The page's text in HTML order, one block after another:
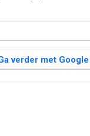
De
de
verder met Google